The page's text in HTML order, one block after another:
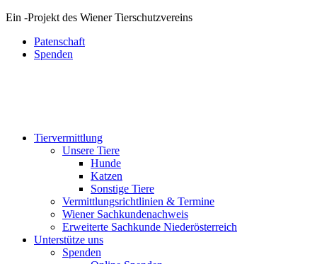
Ein -Projekt des Wiener Tierschutzvereins
Patenschaft
Spenden
Tiervermittlung
Unsere Tiere
Hunde
Katzen
Sonstige Tiere
Vermittlungsrichtlinien & Termine
Wiener Sachkundenachweis
Erweiterte Sachkunde Niederösterreich
Unterstütze uns
Spenden